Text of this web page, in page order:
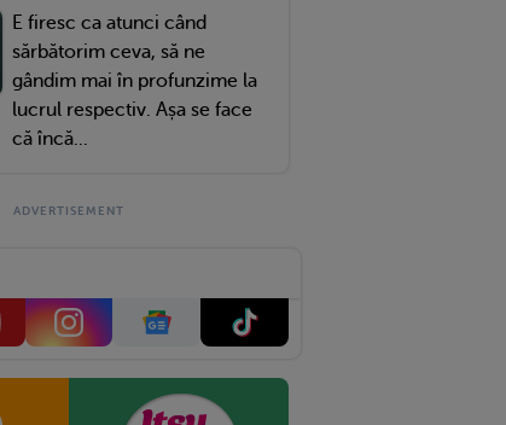
E firesc ca atunci când
sărbătorim ceva, să ne
gândim mai în profunzime la
lucrul respectiv. Așa se face
că încă...